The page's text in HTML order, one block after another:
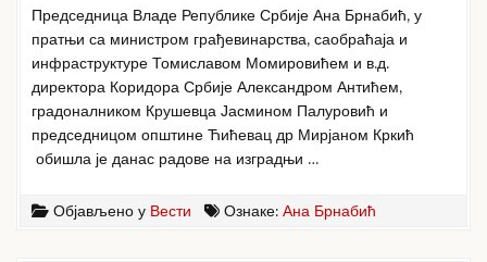
Председница Владе Републике Србије Ана Брнабић, у
пратњи са министром грађевинарства, саобраћаја и
инфраструктуре Томиславом Момировићем и в.д.
директора Коридора Србије Александром Антићем,
градоналником Крушевца Јасмином Палуровић и
председницом општине Ћићевац др Мирјаном Кркић
обишла је данас радове на изградњи …
Објављено у Вести Ознаке: Ана Брнабић